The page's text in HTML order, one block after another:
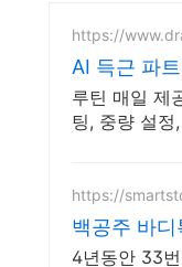
https://
AI 득근 파
로그인하면
루틴 매일 제
팅, 중량 설정
https://
백공주 바
4년동안 33